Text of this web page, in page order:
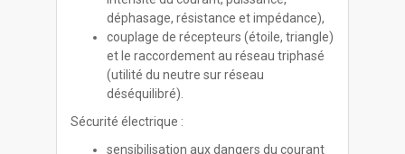
déphasage, résistance et impédance),
couplage de récepteurs (étoile, triangle)
et le raccordement au réseau triphasé
(utilité du neutre sur réseau
déséquilibré).
Sécurité électrique :
sensibilisation aux dangers du courant